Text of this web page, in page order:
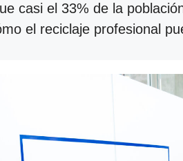
casi el 33% de la
el reciclaje profesional